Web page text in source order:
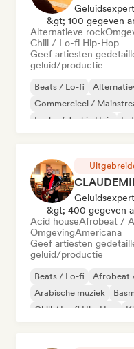
Geluidsexpert
&gt; 100 gegeven
Alternatieve rock
Chill / Lo-fi Hip-Hop
Geef artiesten
geluid/productie
Beats / Lo-fi
Commercieel /
Funky / Jackin Huis
Geluidsexpert
&gt; 400 gegeven
Acid houseAfrobeat /
OmgevingAmericana
Geef artiesten
geluid/productie
Beats / Lo-fi Afrobeat
Arabische muziek
Chill / Lo-fi Hip-Hop